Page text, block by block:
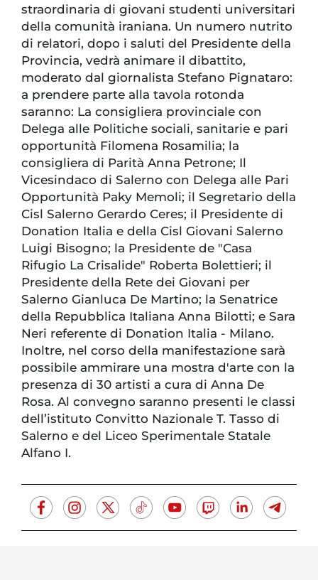
straordinaria di giovani studenti universitari
della comunità iraniana. Un numero nutrito
di relatori, dopo i saluti del Presidente della
Provincia, vedrà animare il dibattito,
moderato dal giornalista Stefano Pignataro:
a prendere parte alla tavola rotonda
saranno: La consigliera provinciale con
Delega alle Politiche sociali, sanitarie e pari
opportunità Filomena Rosamilia; la
consigliera di Parità Anna Petrone; Il
Vicesindaco di Salerno con Delega alle Pari
Opportunità Paky Memoli; il Segretario della
Cisl Salerno Gerardo Ceres; il Presidente di
Donation Italia e della Cisl Giovani Salerno
Luigi Bisogno; la Presidente de "Casa
Rifugio La Crisalide" Roberta Bolettieri; il
Presidente della Rete dei Giovani per
Salerno Gianluca De Martino; la Senatrice
della Repubblica Italiana Anna Bilotti; e Sara
Neri referente di Donation Italia - Milano.
Inoltre, nel corso della manifestazione sarà
possibile ammirare una mostra d'arte con la
presenza di 30 artisti a cura di Anna De
Rosa. Al convegno saranno presenti le classi
dell’istituto Convitto Nazionale T. Tasso di
Salerno e del Liceo Sperimentale Statale
Alfano I.